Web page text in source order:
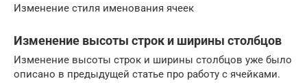
Изменение стиля именования ячеек
Изменение высоты строк и ширины столбцов
Изменение высоты строк и ширины столбцов уже было
описано в предыдущей статье про работу с ячейками.